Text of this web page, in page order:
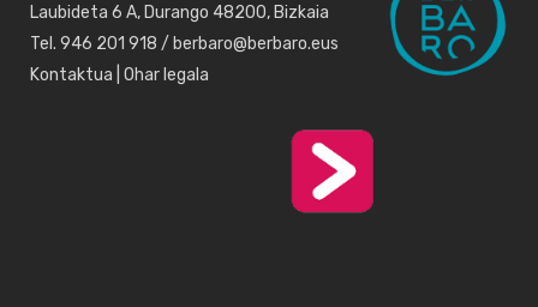
Laubideta 6 A, Durango 48200, Bizkaia
Tel. 946 201 918 / berbaro@berbaro.eus
Kontaktua Ohar legala